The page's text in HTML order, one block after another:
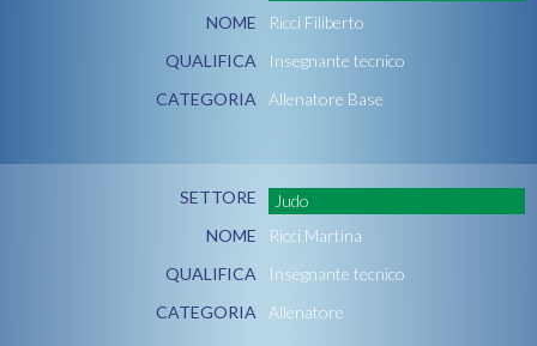
NOME
Ricci Filiberto
QUALIFICA
Insegnante tecnico
CATEGORIA
Allenatore Base
SETTORE
Judo
NOME
Ricci Martina
QUALIFICA
Insegnante tecnico
CATEGORIA
Allenatore